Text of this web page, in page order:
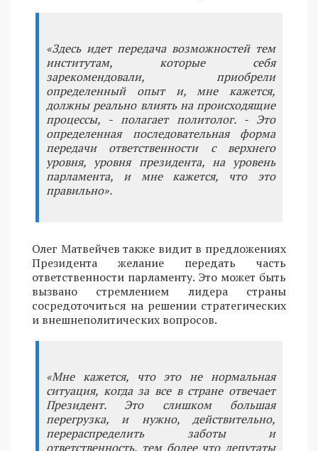
«Здесь идет передача возможностей тем
институтам, которые себя
зарекомендовали, приобрели
определенный опыт и, мне кажется,
должны реально влиять на происходящие
процессы, - полагает политолог. - Это
определенная последовательная форма
передачи ответственности с верхнего
уровня, уровня президента, на уровень
парламента, и мне кажется, что это
правильно».
Олег Матвейчев также видит в предложениях
Президента желание передать часть
ответственности парламенту. Это может быть
вызвано стремлением лидера страны
сосредоточиться на решении стратегических
и внешнеполитических вопросов.
«Мне кажется, что это не нормальная
ситуация, когда за все в стране отвечает
Президент. Это слишком большая
перегрузка, и нужно, действительно,
перераспределить заботы и
ответственность, тем более что депутаты